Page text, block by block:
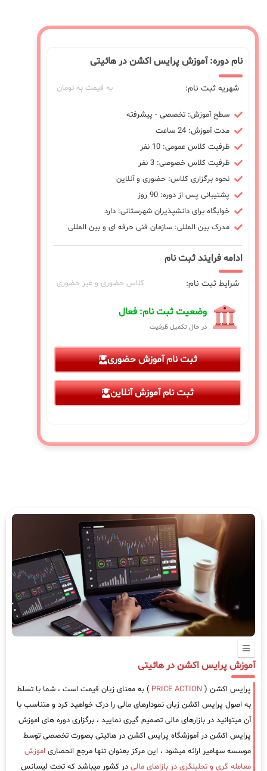
نام دوره: آموزش پرایس اکشن در هائیتی
شهریه ثبت نام: به قیمت به تومان
سطح آموزش: تخصصی - پیشرفته
مدت آموزش: 24 ساعت
ظرفیت کلاس عمومی: 10 نفر
ظرفیت کلاس خصوصی: 3 نفر
نحوه برگزاری کلاس: حضوری و آنلاین
پشتیبانی پس از دوره: 90 روز
خوابگاه برای دانشپذیران شهرستانی: دارد
مدرک بین المللی: سازمان فنی حرفه ای و بین المللی
ادامه فرایند ثبت نام
شرایط ثبت نام: کلاس حضوری و غیر حضوری
وضعیت ثبت نام: فعال
در حال تکمیل ظرفیت
ثبت نام آموزش حضوری
ثبت نام آموزش آنلاین
آموزش پرایس اکشن در هائیتی
پرایس اکشن ( PRICE ACTION ) به معنای زبان قیمت است ، شما با تسلط
به اصول پرایس اکشن زبان نمودارهای مالی را درک خواهید کرد و متناسب با
آن میتوانید در بازارهای مالی تصمیم گیری نمایید ، برگزاری دوره های اموزش
پرایس اکشن در آموزشگاه پرایس اکشن در هائیتی بصورت تخصصی توسط
موسسه سهامیر ارائه میشود ، این مرکز بعنوان تنها مرجع انحصاری اموزش
معامله گری و تحلیلگری در بازاهای مالی در کشور میباشد که تحت لیسانس